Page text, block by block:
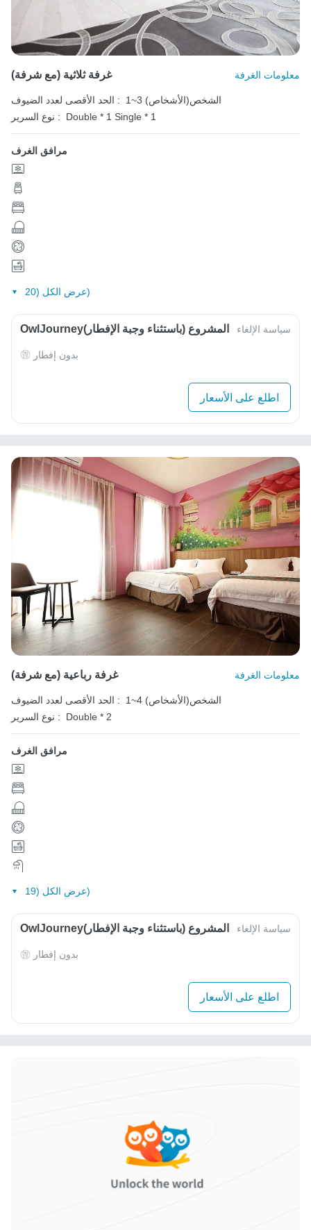
غرفة ثلاثية (مع شرفة) معلومات الغرفة
الحد الأقصى لعدد الضيوف :
1~3 الشخص(الأشخاص)
نوع السرير :
Double * 1 Single * 1
مرافق الغرف
عرض الكل (20)
OwlJourneyالمشروع (باستثناء وجبة الإفطار) سياسة الإلغاء
بدون إفطار
اطلع على الأسعار
غرفة رباعية (مع شرفة) معلومات الغرفة
الحد الأقصى لعدد الضيوف :
1~4 الشخص(الأشخاص)
نوع السرير :
Double * 2
مرافق الغرف
عرض الكل (19)
OwlJourneyالمشروع (باستثناء وجبة الإفطار) سياسة الإلغاء
بدون إفطار
اطلع على الأسعار